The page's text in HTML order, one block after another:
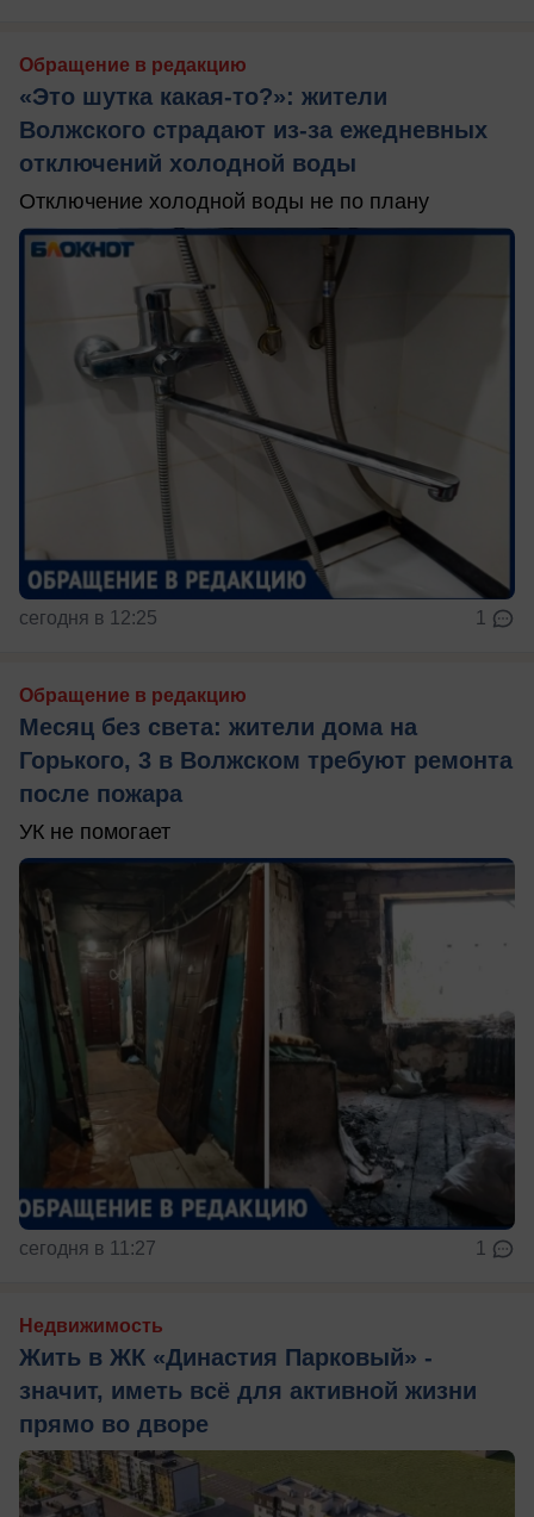
Обращение в редакцию
«Это шутка какая-то?»: жители
Волжского страдают из‑за ежедневных
отключений холодной воды
Отключение холодной воды не по плану
сегодня в 12:25 1
Обращение в редакцию
Месяц без света: жители дома на
Горького, 3 в Волжском требуют ремонта
после пожара
УК не помогает
сегодня в 11:27 1
Недвижимость
Жить в ЖК «Династия Парковый» -
значит, иметь всё для активной жизни
прямо во дворе